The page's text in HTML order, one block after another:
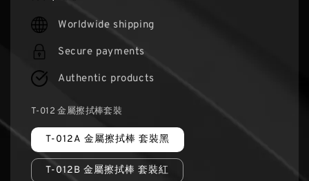
price
Worldwide shipping
Secure payments
Authentic products
T-012 金屬擦拭棒套裝
T-012A 金屬擦拭棒 套裝黑
T-012B 金屬擦拭棒 套裝紅